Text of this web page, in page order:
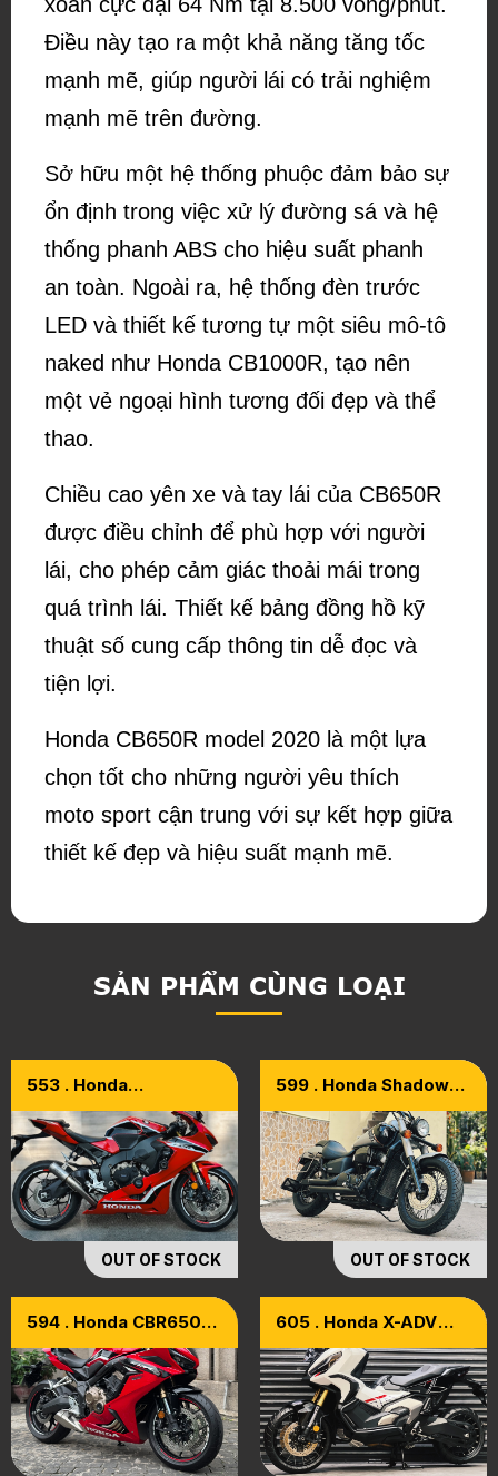
Điều này tạo ra một khả năng tăng tốc
mạnh mẽ, giúp người lái có trải nghiệm
mạnh mẽ trên đường.
Sở hữu một hệ thống phuộc đảm bảo sự
ổn định trong việc xử lý đường sá và hệ
thống phanh ABS cho hiệu suất phanh
an toàn. Ngoài ra, hệ thống đèn trước
LED và thiết kế tương tự một siêu mô-tô
naked như Honda CB1000R, tạo nên
một vẻ ngoại hình tương đối đẹp và thể
thao.
Chiều cao yên xe và tay lái của CB650R
được điều chỉnh để phù hợp với người
lái, cho phép cảm giác thoải mái trong
quá trình lái. Thiết kế bảng đồng hồ kỹ
thuật số cung cấp thông tin dễ đọc và
tiện lợi.
Honda CB650R model 2020 là một lựa
chọn tốt cho những người yêu thích
moto sport cận trung với sự kết hợp giữa
thiết kế đẹp và hiệu suất mạnh mẽ.
SẢN PHẨM CÙNG LOẠI
553 . Honda
2020 [xe Cọp]
OUT OF STOCK
599 . Honda Shadow
2016
OUT OF STOCK
594 . Honda CBR650R
605 . Honda X-ADV